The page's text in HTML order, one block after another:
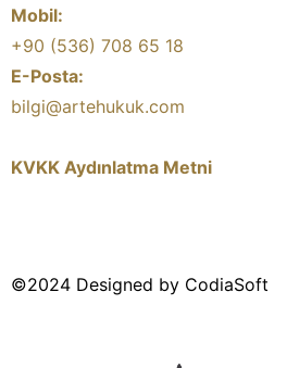
Mobil:
+90 (536) 708 65 18
E-Posta:
bilgi@artehukuk.com
KVKK Aydınlatma Metni
©2024 Designed by CodiaSoft